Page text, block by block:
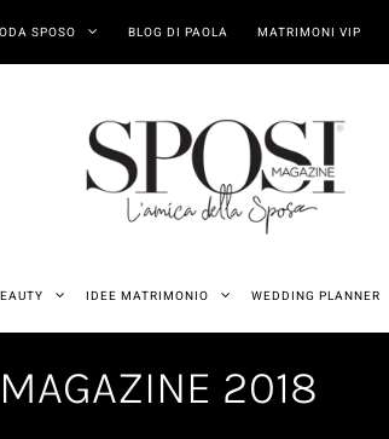
SPOSO BLOG DI PAOLA MATRIMONI VIP
IDEE MATRIMONIO WEDDING PLANNER
2018